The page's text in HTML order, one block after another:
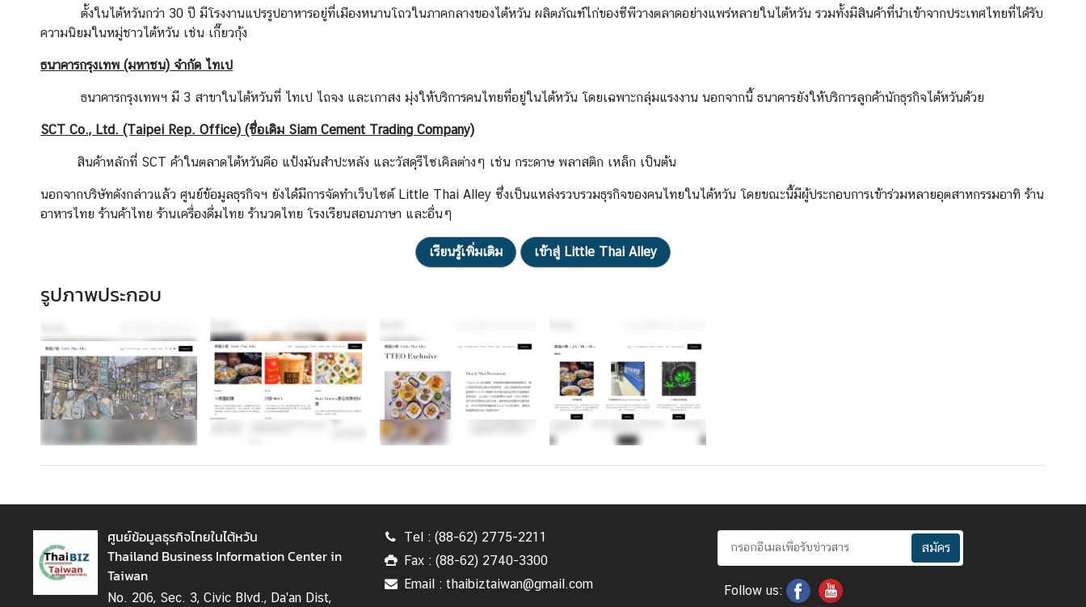
ต้
วั
ไ
กั
บ
วั
น
เ
ก
า
ะ
ก
ร
แ
ต้
ห
วั
ตั้งในไต้หวันกว่า 30 ปี มีโรงงานแปรรูปอาหารอยู่ที่เมืองหนานโถวในภาคกลางของไต้หวัน ผลิตภัณฑ์ไก่ของซีพีวางตลาดอย่างแพร่หลายในไต้หวัน รวมทั้งมีสินค้าที่นำเข้าจากประเทศไทยที่ได้รับ
ความนิยมในหมู่ชาวไต้หวัน เช่น เกี๊ยวกุ้ง
ธนาคารกรุงเทพ (มหาชน) จำกัด ไทเป
ธนาคารกรุงเทพฯ มี 3 สาขาในไต้หวันที่ ไทเป ไถจง และเกาสง มุ่งให้บริการคนไทยที่อยู่ในไต้หวัน โดยเฉพาะกลุ่มแรงงาน นอกจากนี้ ธนาคารยังให้บริการลูกค้านักธุรกิจไต้หวันด้วย
SCT Co., Ltd. (Taipei Rep. Office) (ชื่อเดิม Siam Cement Trading Company)
สินค้าหลักที่ SCT ค้าในตลาดไต้หวันคือ แป้งมันสำปะหลัง และวัสดุรีไซเคิลต่างๆ เช่น กระดาษ พลาสติก เหล็ก เป็นต้น
นอกจากบริษัทดังกล่าวแล้ว ศูนย์ข้อมูลธุรกิจฯ ยังได้มีการจัดทำเว็บไซต์ Little Thai Alley ซึ่งเป็นแหล่งรวบรวมธุรกิจของคนไทยในไต้หวัน โดยขณะนี้มีผู้ประกอบการเข้าร่วมหลายอุตสาหกรรมอาทิ ร้าน
อาหารไทย ร้านค้าไทย ร้านเครื่องดื่มไทย ร้านวดไทย โรงเรียนสอนภาษา และอื่นๆ
เรียนรู้เพิ่มเติม เข้าสู่ Little Thai Alley
รูปภาพประกอบ
ศูนย์ข้อมูลธุรกิจไทยในไต้หวัน
Thailand Business Information Center in
Taiwan
No. 206, Sec. 3, Civic Blvd., Da'an Dist,
Tel : (88-62) 2775-2211
Fax : (88-62) 2740-3300
Email : thaibiztaiwan@gmail.com
สมัคร
Follow us: